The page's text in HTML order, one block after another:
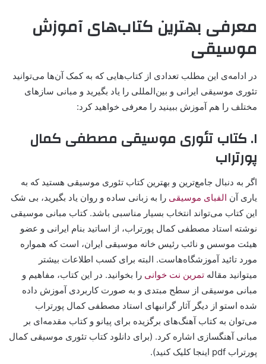
معرفی بهترین کتاب‌های آموزش
موسیقی
در ادامه‌ی این مطلب تعدادی از کتاب‌هایی که به کمک آن‌ها می‌توانید
تئوری موسیقی ایرانی و بین‌المللی را یاد بگیرید و مبانی سازهای
مختلف را هم آموزش ببینید را معرفی خواهید کرد:
۱. کتاب تئوری موسیقی مصطفی کمال
پورتراب
اگر به دنبال جامع‌ترین و بهترین کتاب تئوری موسیقی هستید که به
یاری آن الفبای موسیقی را به زبانی ساده و روان یاد بگیرید، بی شک
این کتاب می‌تواند انتخاب بسیار مناسبی باشد. کتاب مبانی موسیقی
نوشته استاد مصطفی کمال پورتراب، از اساتید بنام ایرانی و عضو
هیئت موسس و نائب رئیس خانه موسیقی ایران، است که همواره
مورد تائید آموزشگاه‌هاست. البته برای کسب اطلاعات بیشتر
میتوانید مقاله تمرین نت خوانی را بخوانید. در این کتاب، مفاهیم و
مبانی موسیقی از سطح مبتدی و به صورت کاربردی آموزش داده
شده استو از دیگر آثار گرانبهای استاد مصطفی کمال پورتراب
می‌توان به کتاب آهنگ‌های برگزیده برای پیانو و کتاب مقدمه‌ای بر
مبانی آهنگسازی اشاره کرد. (برای دانلود کتاب تئوری موسیقی کمال
پورتراب pdf اینجا کلیک کنید).